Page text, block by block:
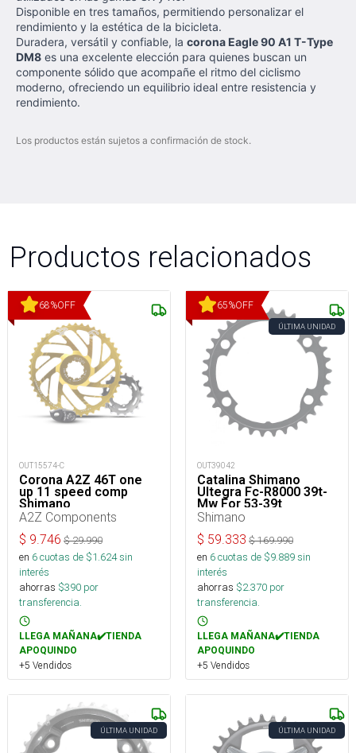
Disponible en tres tamaños, permitiendo personalizar el
rendimiento y la estética de la bicicleta.
Duradera, versátil y confiable, la corona Eagle 90 A1 T-Type
DM8 es una excelente elección para quienes buscan un
componente sólido que acompañe el ritmo del ciclismo
moderno, ofreciendo un equilibrio ideal entre resistencia y
rendimiento.
Los productos están sujetos a confirmación de stock.
Productos relacionados
68%OFF
OUT15574-C
Corona A2Z 46T one
up 11 speed comp
Shimano
A2Z Components
$ 9.746 $29.990
en 6cuotas de $1.624sin
interés
ahorras $390 por
transferencia.
LLEGA MAÑANA✔️TIENDA
APOQUINDO
+5 Vendidos
65%OFF
ÚLTIMA UNIDAD
OUT39042
Catalina Shimano
Ultegra Fc-R8000 39t-
Mw For 53-39t
Y1w839000
Shimano
$ 59.333 $169.990
en 6cuotas de $9.889sin
interés
ahorras $2.370 por
transferencia.
LLEGA MAÑANA✔️TIENDA
APOQUINDO
+5 Vendidos
ÚLTIMA UNIDAD ÚLTIMA UNIDAD